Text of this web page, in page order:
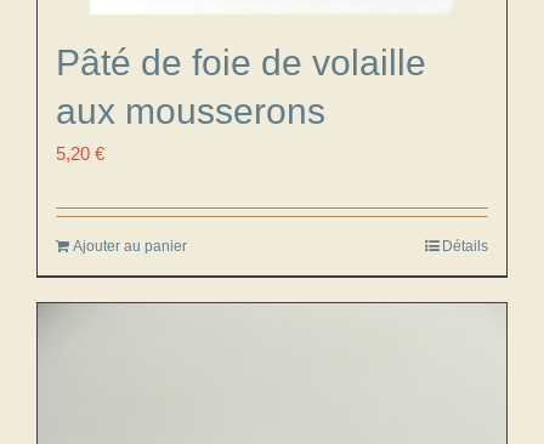
Pâté de foie de volaille
aux mousserons
5,20 €
Ajouter au panier Détails